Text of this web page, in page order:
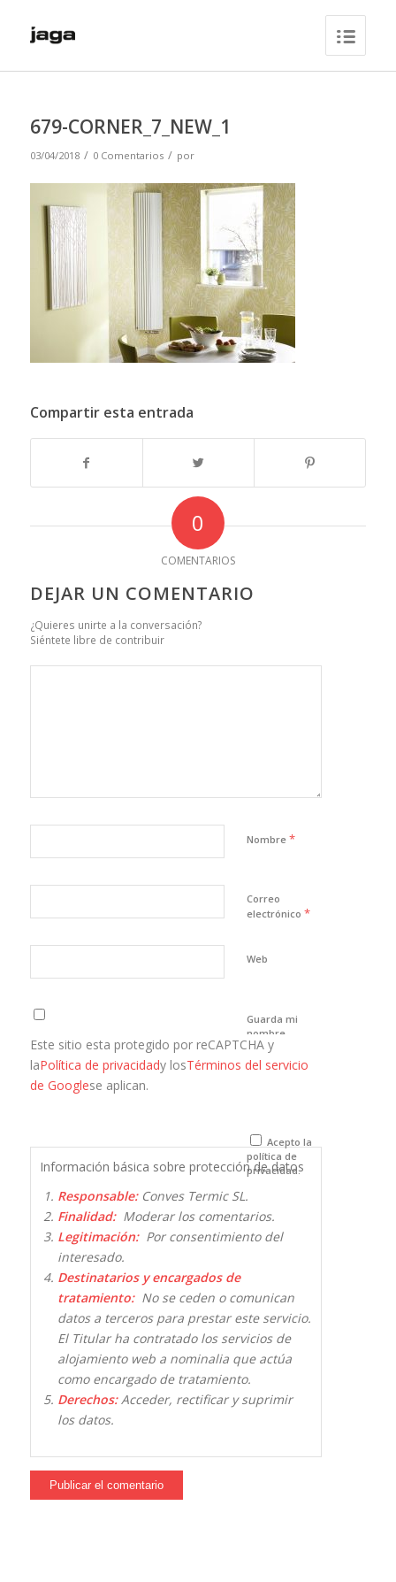
679-CORNER_7_NEW_1
03/04/2018 / 0 Comentarios / por
Compartir esta entrada
0
COMENTARIOS
DEJAR UN COMENTARIO
¿Quieres unirte a la conversación?
Siéntete libre de contribuir
Nombre *
Correo
electrónico *
Web
Guarda mi
nombre,
correo
electrónico y
que comente.
Este sitio esta protegido por reCAPTCHA y
laPolítica de privacidady losTérminos del servicio
de Googlese aplican.
Acepto la
política de
privacidad.
Información básica sobre protección de datos
Responsable:Conves Termic SL.
Finalidad:Moderar los comentarios.
Legitimación:Por consentimiento del
interesado.
Destinatarios y encargados de
tratamiento:No se ceden o comunican
datos a terceros para prestar este servicio.
El Titular ha contratado los servicios de
alojamiento web a nominalia que actúa
como encargado de tratamiento.
Derechos:Acceder, rectificar y suprimir
los datos.